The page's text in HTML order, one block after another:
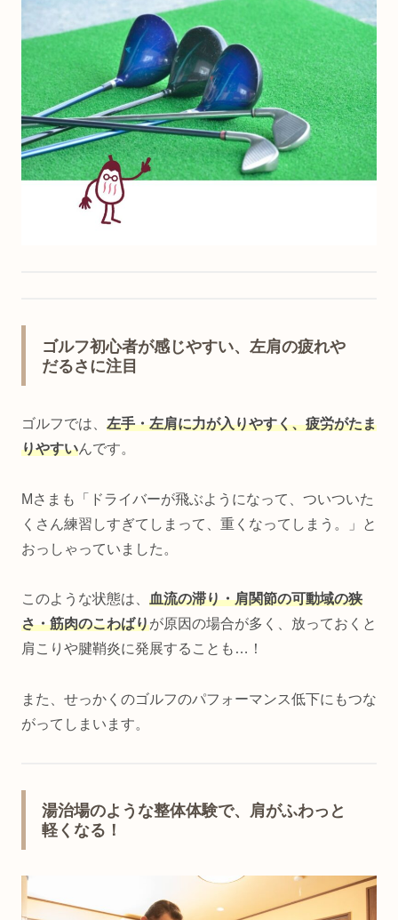
ゴルフ初心者が感じやすい、左肩の疲れや
だるさに注目
ゴルフでは、 左手・左肩に力が入りやすく、疲労がたま
りやすいんです。
Mさまも「ドライバーが飛ぶようになって、ついついた
くさん練習しすぎてしまって、重くなってしまう。」と
おっしゃっていました。
このような状態は、 血流の滞り・肩関節の可動域の狭
さ・筋肉のこわばりが原因の場合が多く、放っておくと
肩こりや腱鞘炎に発展することも…！
また、せっかくのゴルフのパフォーマンス低下にもつな
がってしまいます。
湯治場のような整体体験で、肩がふわっと
軽くなる！